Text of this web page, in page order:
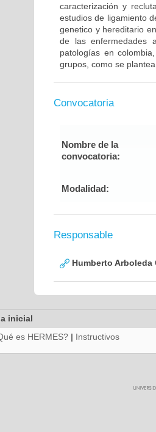
caracterización y
estudios de ligamiento
genetico y hereditario
de las enfermedades
patologías en
grupos, como se
Convocatoria
Nombre de la
convocatoria:
Modalidad:
Responsable
Humberto Arboleda
inicial
es HERMES? | Instructivos